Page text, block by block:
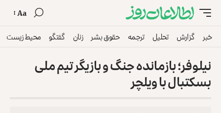
Aa
خبر گزارش تحلیل ترجمه حقوق بشر زنان گفتگو محیط زیست
نیلوفر؛ بازمانده جنگ و بازیگر تیم ملی
بسکتبال با ویلچر